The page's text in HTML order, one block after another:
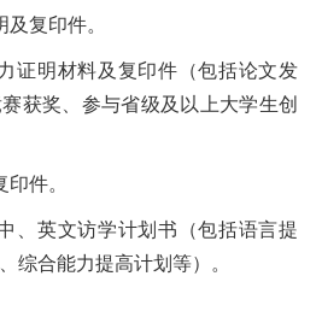
复印件。
证明材料及复印件（包括论文发
获奖、参与省级及以上大学生创
件。
、英文访学计划书（包括语言提
综合能力提高计划等）。